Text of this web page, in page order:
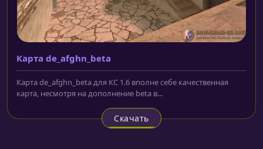
Карта de_afghn_beta
Карта de_afghn_beta для КС 1.6 вполне себе качественная
карта, несмотря на дополнение beta в...
Скачать